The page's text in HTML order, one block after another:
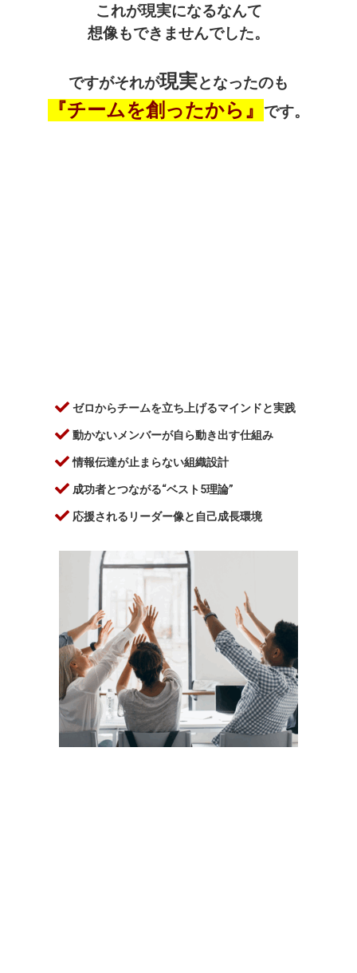
これが現実になるなんて
想像もできませんでした。
ですがそれが現実となったのも
『チームを創ったから』 です。
ゼロからチームを立ち上げるマインドと実践
動かないメンバーが自ら動き出す仕組み
情報伝達が止まらない組織設計
成功者とつながる“ベスト5理論”
応援されるリーダー像と自己成長環境